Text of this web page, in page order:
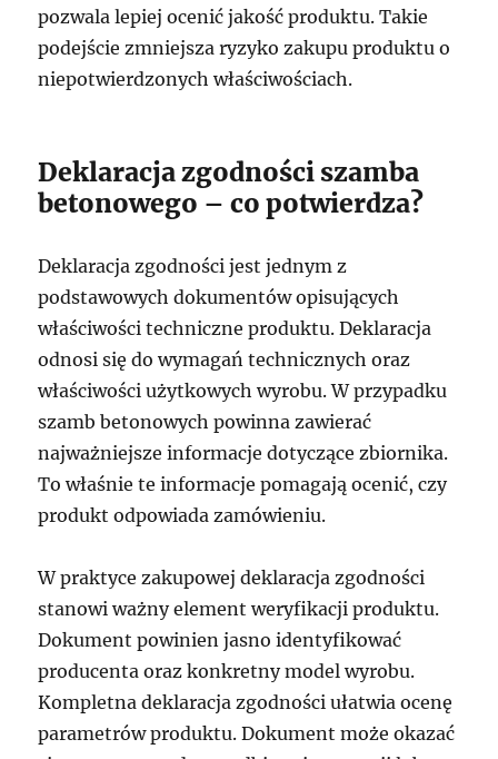
pozwala lepiej ocenić jakość produktu. Takie
podejście zmniejsza ryzyko zakupu produktu o
niepotwierdzonych właściwościach.
Deklaracja zgodności szamba
betonowego – co potwierdza?
Deklaracja zgodności jest jednym z
podstawowych dokumentów opisujących
właściwości techniczne produktu. Deklaracja
odnosi się do wymagań technicznych oraz
właściwości użytkowych wyrobu. W przypadku
szamb betonowych powinna zawierać
najważniejsze informacje dotyczące zbiornika.
To właśnie te informacje pomagają ocenić, czy
produkt odpowiada zamówieniu.
W praktyce zakupowej deklaracja zgodności
stanowi ważny element weryfikacji produktu.
Dokument powinien jasno identyfikować
producenta oraz konkretny model wyrobu.
Kompletna deklaracja zgodności ułatwia ocenę
parametrów produktu. Dokument może okazać